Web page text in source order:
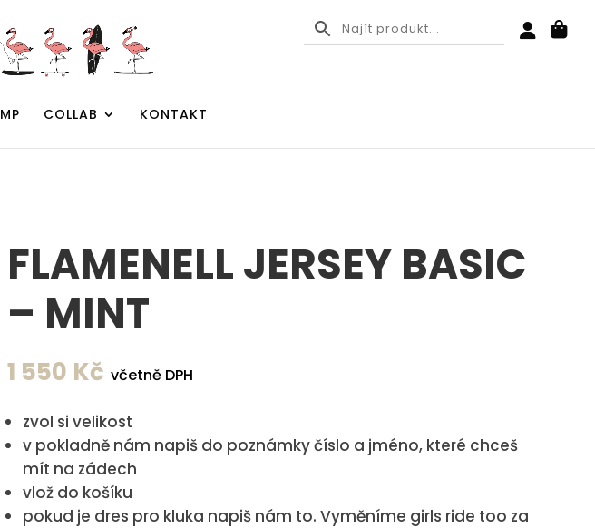
COLLAB KONTAKT
FLAMENELL JERSEY BASIC
– MINT
1 550 Kč včetně DPH
zvol si velikost
v pokladně nám napiš do poznámky číslo a jméno, které chceš
mít na zádech
vlož do košíku
pokud je dres pro kluka napiš nám to. Vyměníme girls ride too za